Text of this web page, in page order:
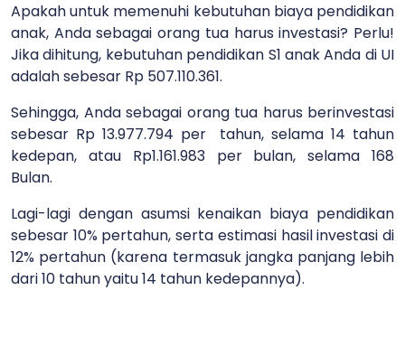
Apakah untuk memenuhi kebutuhan biaya pendidikan
anak, Anda sebagai orang tua harus investasi? Perlu!
Jika dihitung, kebutuhan pendidikan S1 anak Anda di UI
adalah sebesar Rp 507.110.361.
Sehingga, Anda sebagai orang tua harus berinvestasi
sebesar Rp 13.977.794 per tahun, selama 14 tahun
kedepan, atau Rp1.161.983 per bulan, selama 168
Bulan.
Lagi-lagi dengan asumsi kenaikan biaya pendidikan
sebesar 10% pertahun, serta estimasi hasil investasi di
12% pertahun (karena termasuk jangka panjang lebih
dari 10 tahun yaitu 14 tahun kedepannya).